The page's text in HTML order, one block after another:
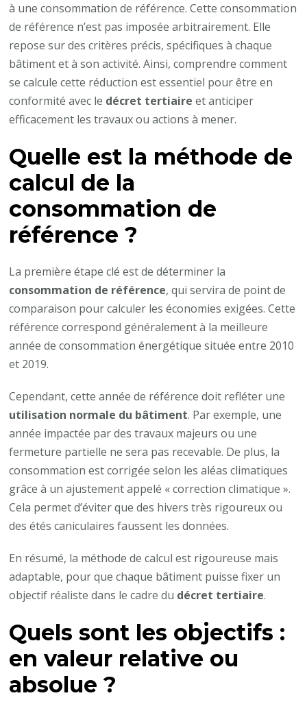
à une consommation de référence. Cette consommation
de référence n’est pas imposée arbitrairement. Elle
repose sur des critères précis, spécifiques à chaque
bâtiment et à son activité. Ainsi, comprendre comment
se calcule cette réduction est essentiel pour être en
conformité avec le décret tertiaire et anticiper
efficacement les travaux ou actions à mener.
Quelle est la méthode de
calcul de la
consommation de
référence ?
La première étape clé est de déterminer la
consommation de référence, qui servira de point de
comparaison pour calculer les économies exigées. Cette
référence correspond généralement à la meilleure
année de consommation énergétique située entre 2010
et 2019.
Cependant, cette année de référence doit refléter une
utilisation normale du bâtiment. Par exemple, une
année impactée par des travaux majeurs ou une
fermeture partielle ne sera pas recevable. De plus, la
consommation est corrigée selon les aléas climatiques
grâce à un ajustement appelé « correction climatique ».
Cela permet d’éviter que des hivers très rigoureux ou
des étés caniculaires faussent les données.
En résumé, la méthode de calcul est rigoureuse mais
adaptable, pour que chaque bâtiment puisse fixer un
objectif réaliste dans le cadre du décret tertiaire.
Quels sont les objectifs :
en valeur relative ou
absolue ?